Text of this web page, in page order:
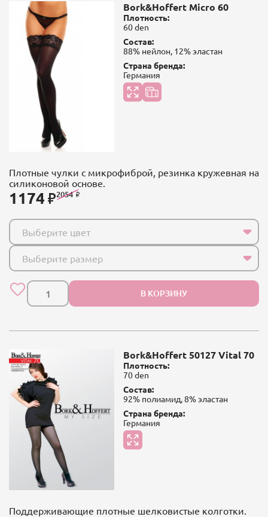
Bork&Hoffert Micro 60
Плотность:
60 den
Состав:
88% нейлон, 12% эластан
Страна бренда:
Германия
Плотные чулки с микрофиброй, резинка кружевная на
силиконовой основе.
1174 2054
Выберите цвет
Выберите размер
В КОРЗИНУ
Bork&Hoffert 50127 Vital 70
Плотность:
70 den
Состав:
92% полиамид, 8% эластан
Страна бренда:
Германия
Поддерживающие плотные шелковистые колготки.